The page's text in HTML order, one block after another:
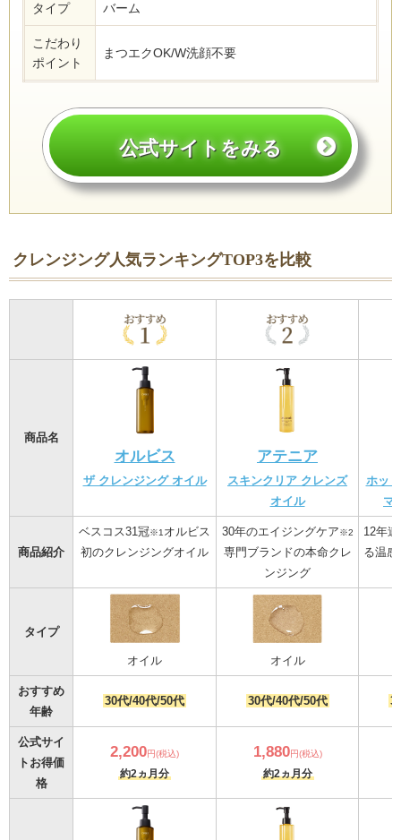
タイプ バーム
こだわり
ポイント
まつエクOK/W洗顔不要
公式サイトをみる
クレンジング人気ランキングTOP3を比較
商品名
オルビス
ザ クレンジング オイル
アテニア
スキンクリア クレンズ
オイル
ホッ
マ
商品紹介
ベスコス31冠※1 オルビス
初のクレンジングオイル
30年のエイジングケア※2
専門ブランドの本命クレ
ンジング
12年
る温
タイプ
オイル オイル
おすすめ
年齢
30代/40代/50代 30代/40代/50代
公式サイ
トお得価
格
2,200円(税込)
約2ヵ月分
1,880円(税込)
約2ヵ月分